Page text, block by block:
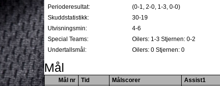
Perioderesultat:
(0-1, 2-0, 1-3, 0-0)
Skuddstatistikk:
30-19
Utvisningsmin:
4-6
Special Teams:
Oilers: 1-3 Stjernen: 0-2
Undertallsmål:
Oilers: 0 Stjernen: 0
Mål
Mål nr Tid Målscorer
Assist1